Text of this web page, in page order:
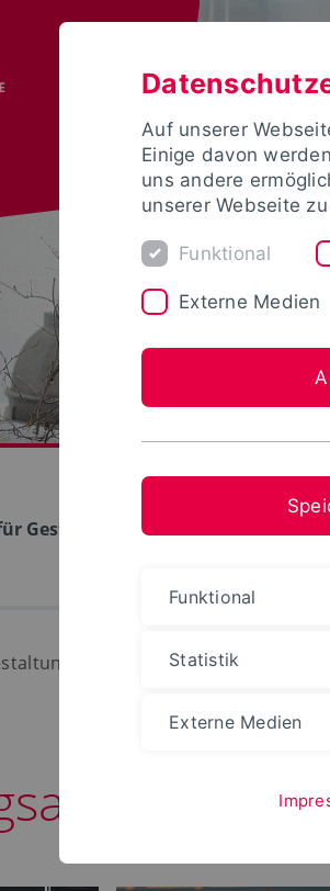
Gestaltung
Studium
Auf unserer
Einige davon
uns andere
unserer Webseite
Funktional
Externe Medien
Funktional
Statistik
Externe Medien